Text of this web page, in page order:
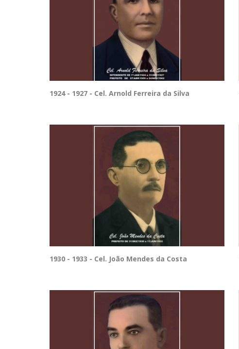
1924 - 1927 - Cel. Arnold Ferreira da Silva
1930 - 1933 - Cel. João Mendes da Costa